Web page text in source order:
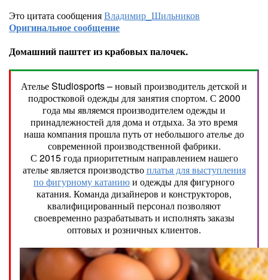
Это цитата сообщенияВладимир_Шильников
Оригинальное сообщение
Домашний паштет из крабовых палочек.
Ателье Studiosports – новый производитель детской и
подростковой одежды для занятия спортом. С 2000
года мы являемся производителем одежды и
принадлежностей для дома и отдыха. За это время
наша компания прошла путь от небольшого ателье до
современной производственной фабрики.
С 2015 года приоритетным направлением нашего
ателье является производствоплатья для выступления
по фигурному катаниюи одежды для фигурного
катания. Команда дизайнеров и конструкторов,
квалифицированный персонал позволяют
своевременно разрабатывать и исполнять заказы
оптовых и розничных клиентов.